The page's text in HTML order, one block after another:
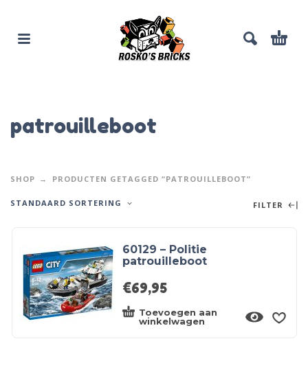
patrouilleboot
SHOP PRODUCTEN GETAGGED “PATROUILLEBOOT”
STANDAARD SORTERING FILTER
60129 – Politie
patrouilleboot
€69,95
Toevoegen aan
winkelwagen